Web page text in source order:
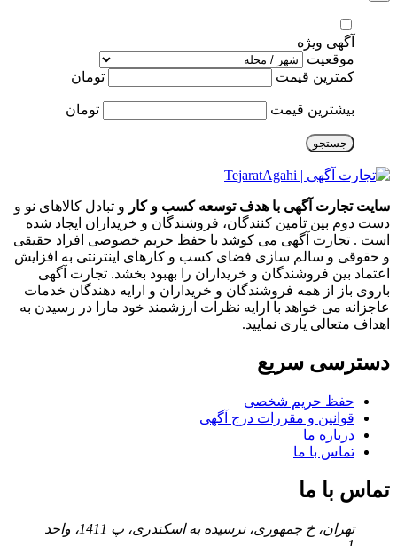
آگهی ویژه
موقعیت
کمترین قیمت
تومان
بیشترین قیمت تومان
جستجو
سایت تجارت آگهی با هدف توسعه کسب و کار و تبادل کالاهای نو و
دست دوم بین تامین کنندگان، فروشندگان و خریداران ایجاد شده
است . تجارت آگهی می کوشد با حفظ حریم خصوصی افراد حقیقی
و حقوقی و سالم سازی فضای کسب و کارهای اینترنتی به افزایش
اعتماد بین فروشندگان و خریداران را بهبود بخشد. تجارت آگهی
باروی باز از همه فروشندگان و خریداران و ارایه دهندگان خدمات
عاجزانه می خواهد با ارایه نظرات ارزشمند خود مارا در رسیدن به
اهداف متعالی یاری نمایید.
دسترسی سریع
حفظ حریم شخصی
قوانین و مقررات درج آگهی
درباره ما
تماس با ما
تماس با ما
تهران، خ جمهوری، نرسیده به اسکندری، پ 1411، واحد